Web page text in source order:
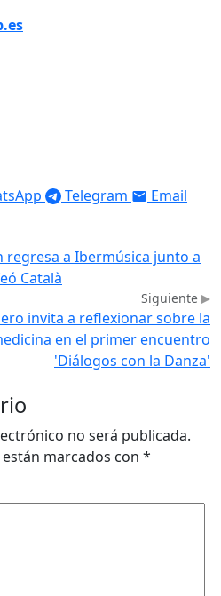
Telegram Email
regresa a Ibermúsica junto a
Català
Siguiente
invita a reflexionar sobre la
en el primer encuentro
'Diálogos con la Danza'
no será publicada.
marcados con *